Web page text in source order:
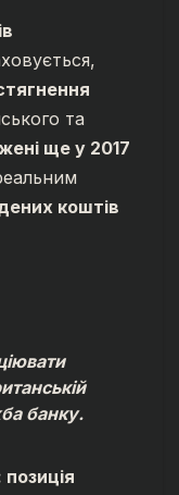
та
ще у 2017
коштів
банку.